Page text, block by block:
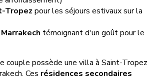
Tropez pour les séjours estivaux sur la
témoignant d'un goût pour le
couple possède une villa à Saint-Tropez
Ces résidences secondaires